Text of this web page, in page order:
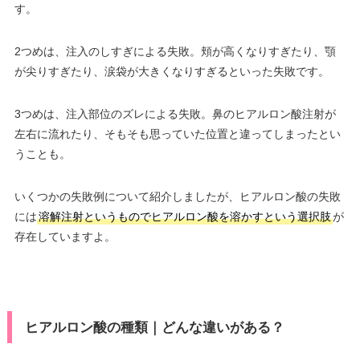
す。
2つめは、注入のしすぎによる失敗。頬が高くなりすぎたり、顎
が尖りすぎたり、涙袋が大きくなりすぎるといった失敗です。
3つめは、注入部位のズレによる失敗。鼻のヒアルロン酸注射が
左右に流れたり、そもそも思っていた位置と違ってしまったとい
うことも。
いくつかの失敗例について紹介しましたが、ヒアルロン酸の失敗
には溶解注射というものでヒアルロン酸を溶かすという選択肢が
存在していますよ。
ヒアルロン酸の種類｜どんな違いがある？